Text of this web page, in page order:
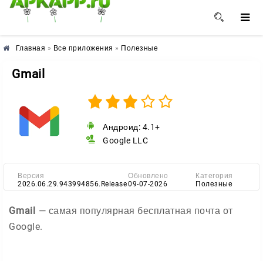
🌸 🌼 🌺
Главная » Все приложения » Полезные
Gmail
Андроид: 4.1+
Google LLC
Версия
2026.06.29.943994856.Release
Обновлено
09-07-2026
Категория
Полезные
Gmail — самая популярная бесплатная почта от
Google.